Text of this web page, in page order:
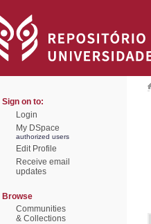
Sign on to:
Login
My DSpace
authorized users
Edit Profile
Receive email
updates
Browse
Communities
& Collections